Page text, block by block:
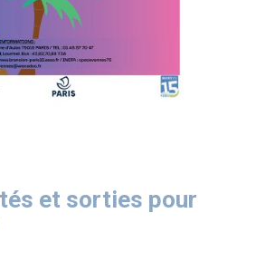
et sorties pour